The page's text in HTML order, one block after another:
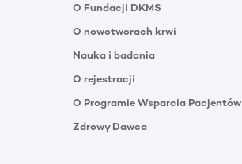
O Fundacji DKMS
O nowotworach krwi
Nauka i badania
O rejestracji
O Programie Wsparcia Pacjentów
Zdrowy Dawca